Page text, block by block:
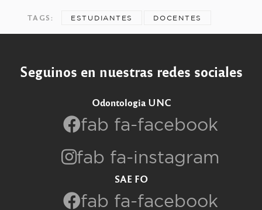
TAGS: ESTUDIANTES DOCENTES
Seguinos en nuestras redes sociales
Odontologia UNC
fab fa-facebook
fab fa-instagram
SAE FO
fab fa-facebook